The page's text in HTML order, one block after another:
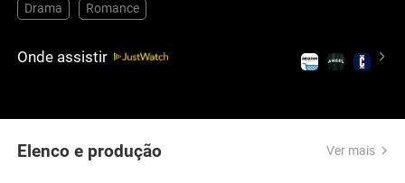
Drama Romance
Onde assistir
Elenco e produção Ver mais